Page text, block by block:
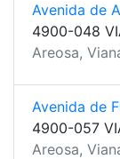
Avenida de
4900-048
Areosa,
Avenida de
4900-057
Areosa,